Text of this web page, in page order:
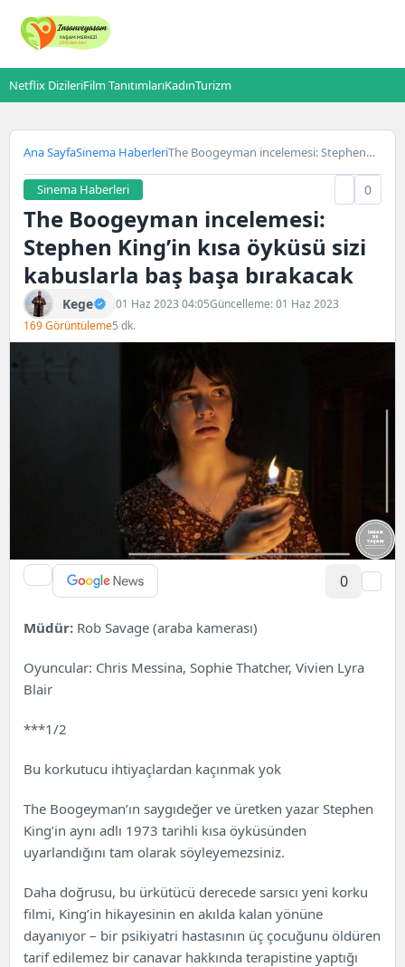
Netflix DizileriFilm TanıtımlarıKadınTurizm
Ana SayfaSinema HaberleriThe Boogeyman incelemesi: Stephen
Sinema Haberleri 0
The Boogeyman incelemesi:
Stephen King’in kısa öyküsü sizi
kabuslarla baş başa bırakacak
Kege 01 Haz 2023 04:05Güncelleme: 01 Haz 2023
169 Görüntüleme5 dk.
0
Müdür: Rob Savage (araba kamerası)
Oyuncular: Chris Messina, Sophie Thatcher, Vivien Lyra
Blair
***1/2
Bu korkutucu ihtiyaçlardan kaçınmak yok
The Boogeyman’ın saygıdeğer ve üretken yazar Stephen
King’in aynı adlı 1973 tarihli kısa öyküsünden
uyarlandığını tam olarak söyleyemezsiniz.
Daha doğrusu, bu ürkütücü derecede sarsıcı yeni korku
filmi, King’in hikayesinin en akılda kalan yönüne
dayanıyor – bir psikiyatri hastasının üç çocuğunu öldüren
tarif edilemez bir canavar hakkında terapistine yaptığı